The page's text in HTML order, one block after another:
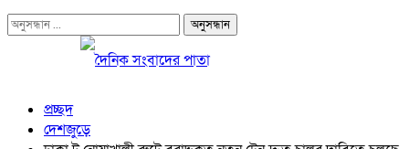
প্রচ্ছদ
দেশজুড়ে